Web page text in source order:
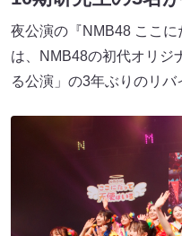
夜公演の『NMB48 ここに
は、NMB48の初代オリジ
る公演」の3年ぶりのリバ